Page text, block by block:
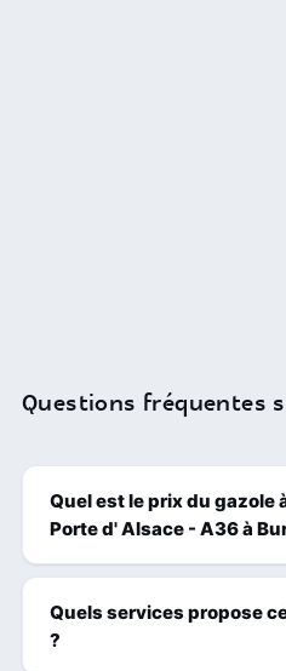
Questions fréquentes
Quel est le prix du gazole
Porte d' Alsace - A36 à
Quels services propose
?